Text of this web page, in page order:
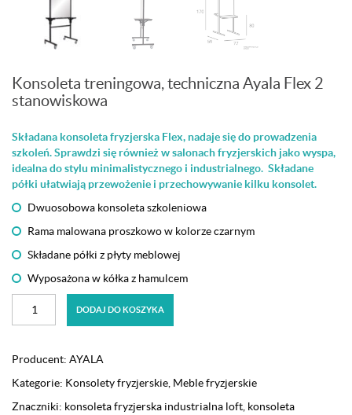
Konsoleta treningowa, techniczna Ayala Flex 2
stanowiskowa
Składana konsoleta fryzjerska Flex, nadaje się do prowadzenia
szkoleń. Sprawdzi się również w salonach fryzjerskich jako wyspa,
idealna do stylu minimalistycznego i industrialnego. Składane
półki ułatwiają przewożenie i przechowywanie kilku konsolet.
Dwuosobowa konsoleta szkoleniowa
Rama malowana proszkowo w kolorze czarnym
Składane półki z płyty meblowej
Wyposażona w kółka z hamulcem
techniczna
Flex
2
DODAJ DO KOSZYKA
Producent: AYALA
Kategorie: Konsolety fryzjerskie, Meble fryzjerskie
Znaczniki: konsoleta fryzjerska industrialna loft, konsoleta